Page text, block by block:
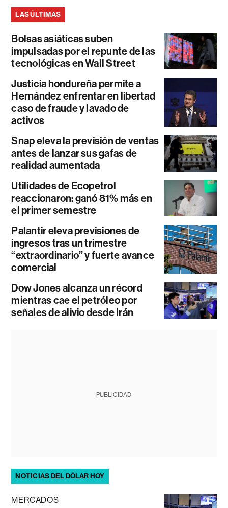
LAS ÚLTIMAS
Bolsas asiáticas suben
impulsadas por el repunte de las
tecnológicas en Wall Street
Justicia hondureña permite a
Hernández enfrentar en libertad
caso de fraude y lavado de
activos
Snap eleva la previsión de ventas
antes de lanzar sus gafas de
realidad aumentada
Utilidades de Ecopetrol
reaccionaron: ganó 81% más en
el primer semestre
Palantir eleva previsiones de
ingresos tras un trimestre
“extraordinario” y fuerte avance
comercial
Dow Jones alcanza un récord
mientras cae el petróleo por
señales de alivio desde Irán
PUBLICIDAD
NOTICIAS DEL DÓLAR HOY
MERCADOS